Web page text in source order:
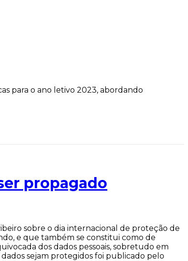
para o ano letivo 2023, abordando
propagado
sobre o dia internacional de proteção de
e que também se constitui como de
dos dados pessoais, sobretudo em
sejam protegidos foi publicado pelo